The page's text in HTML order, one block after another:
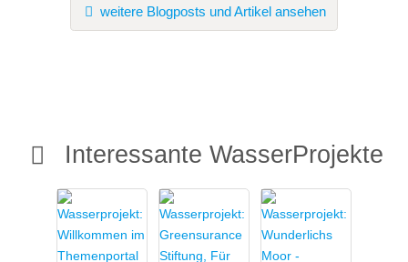
weitere Blogposts und Artikel ansehen
Interessante WasserProjekte